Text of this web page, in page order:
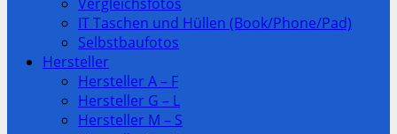
IT Taschen und Hüllen (Book/Phone/Pad)
Selbstbaufotos
Hersteller
Hersteller A – F
Hersteller G – L
Hersteller M – S